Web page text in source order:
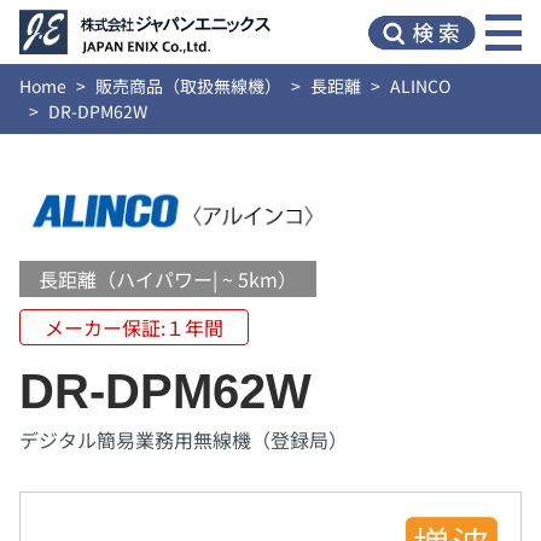
Home 販売商品（取扱無線機） 長距離
ALINCO
DR-DPM62W
長距離（ハイパワー| ~ 5km）
メーカー保証:１年間
DR-DPM62W
デジタル簡易業務用無線機（登録局）